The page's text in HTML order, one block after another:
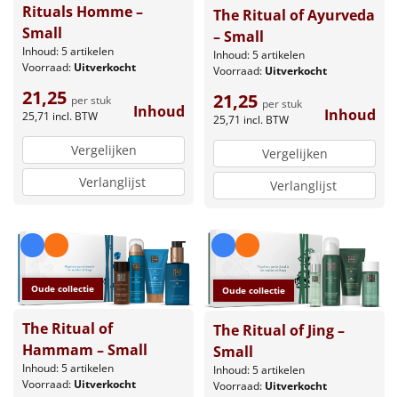
Vrouwen
Leuke
Goedkope
Alle thema's
Artikel
Hitster NIEUW
Pizzarette
Rituals Homme –
Small
Inhoud: 5 artikelen
Voorraad: Uitverkocht
21,25 per stuk
25,71 incl. BTW Inhoud
Vergelijken
Verlanglijst
The Ritual of Ayurveda
– Small
Inhoud: 5 artikelen
Voorraad: Uitverkocht
21,25 per stuk
25,71 incl. BTW Inhoud
Vergelijken
Verlanglijst
Oude collectie
The Ritual of
Hammam – Small
Inhoud: 5 artikelen
Voorraad: Uitverkocht
Oude collectie
The Ritual of Jing –
Small
Inhoud: 5 artikelen
Voorraad: Uitverkocht